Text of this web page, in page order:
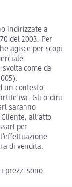
indirizzate a
del 2003. Per
agisce per scopi
come da
un contesto
iva. Gli ordini
saranno
all’atto
per
di vendita.
prezzi sono